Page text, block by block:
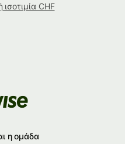
ισοτιμία CHF
η ομάδα